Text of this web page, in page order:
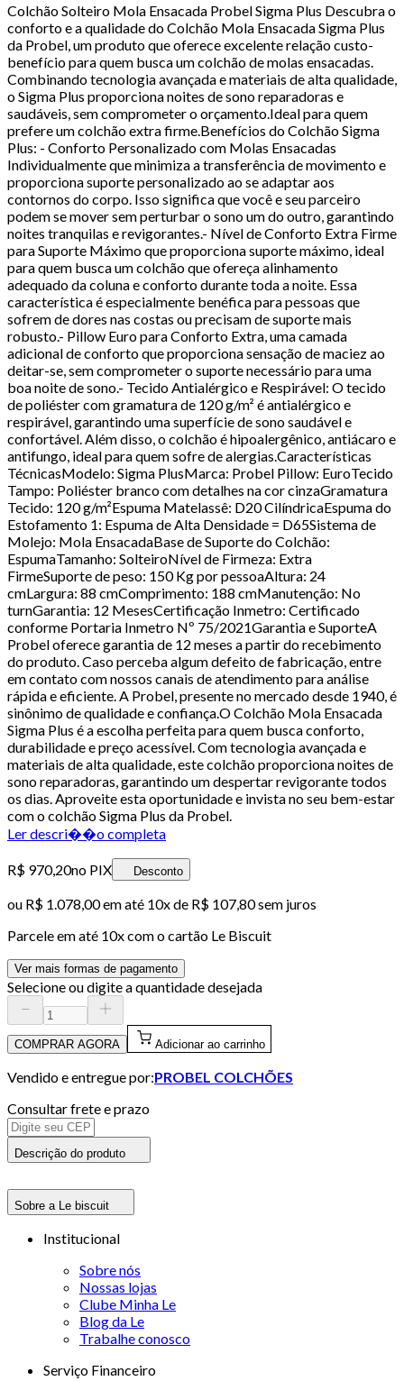
Colchão Solteiro Mola Ensacada Probel Sigma Plus Descubra o
conforto e a qualidade do Colchão Mola Ensacada Sigma Plus
da Probel, um produto que oferece excelente relação custo-
benefício para quem busca um colchão de molas ensacadas.
Combinando tecnologia avançada e materiais de alta qualidade,
o Sigma Plus proporciona noites de sono reparadoras e
saudáveis, sem comprometer o orçamento.Ideal para quem
prefere um colchão extra firme.Benefícios do Colchão Sigma
Plus: - Conforto Personalizado com Molas Ensacadas
Individualmente que minimiza a transferência de movimento e
proporciona suporte personalizado ao se adaptar aos
contornos do corpo. Isso significa que você e seu parceiro
podem se mover sem perturbar o sono um do outro, garantindo
noites tranquilas e revigorantes.- Nível de Conforto Extra Firme
para Suporte Máximo que proporciona suporte máximo, ideal
para quem busca um colchão que ofereça alinhamento
adequado da coluna e conforto durante toda a noite. Essa
característica é especialmente benéfica para pessoas que
sofrem de dores nas costas ou precisam de suporte mais
robusto.- Pillow Euro para Conforto Extra, uma camada
adicional de conforto que proporciona sensação de maciez ao
deitar-se, sem comprometer o suporte necessário para uma
boa noite de sono.- Tecido Antialérgico e Respirável: O tecido
de poliéster com gramatura de 120 g/m² é antialérgico e
respirável, garantindo uma superfície de sono saudável e
confortável. Além disso, o colchão é hipoalergênico, antiácaro e
antifungo, ideal para quem sofre de alergias.Características
TécnicasModelo: Sigma PlusMarca: Probel Pillow: EuroTecido
Tampo: Poliéster branco com detalhes na cor cinzaGramatura
Tecido: 120 g/m²Espuma Matelassê: D20 CilíndricaEspuma do
Estofamento 1: Espuma de Alta Densidade = D65Sistema de
Molejo: Mola EnsacadaBase de Suporte do Colchão:
EspumaTamanho: SolteiroNível de Firmeza: Extra
FirmeSuporte de peso: 150 Kg por pessoaAltura: 24
cmLargura: 88 cmComprimento: 188 cmManutenção: No
turnGarantia: 12 MesesCertificação Inmetro: Certificado
conforme Portaria Inmetro Nº 75/2021Garantia e SuporteA
Probel oferece garantia de 12 meses a partir do recebimento
do produto. Caso perceba algum defeito de fabricação, entre
em contato com nossos canais de atendimento para análise
rápida e eficiente. A Probel, presente no mercado desde 1940, é
sinônimo de qualidade e confiança.O Colchão Mola Ensacada
Sigma Plus é a escolha perfeita para quem busca conforto,
durabilidade e preço acessível. Com tecnologia avançada e
materiais de alta qualidade, este colchão proporciona noites de
sono reparadoras, garantindo um despertar revigorante todos
os dias. Aproveite esta oportunidade e invista no seu bem-estar
com o colchão Sigma Plus da Probel.
Ler descri��o completa
R$ 970,20no PIX Desconto
ou R$ 1.078,00em até 10x de R$ 107,80 sem juros
Parcele em até 10x com o cartão Le Biscuit
Ver mais formas de pagamento
Selecione ou digite a quantidade desejada
COMPRAR AGORA Adicionar ao carrinho
Vendido e entregue por:PROBEL COLCHÕES
Consultar frete e prazo
Descrição do produto
Sobre a Le biscuit
Institucional
Sobre nós
Nossas lojas
Clube Minha Le
Blog da Le
Trabalhe conosco
Serviço Financeiro